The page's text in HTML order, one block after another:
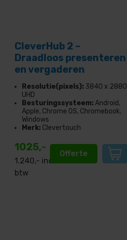
CleverHub 2 –
Draadloos presenteren
en vergaderen
Resolutie(pixels): 3840 x 2880
UHD
Besturingssysteem:Android,
Apple, Chrome OS, Chromebook,
Windows
Merk: Clevertouch
1025,-
1.240,- incl.
btw
Offerte